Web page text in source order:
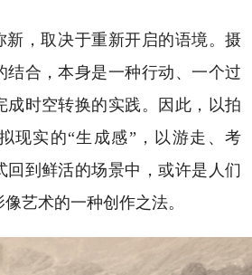
新，取决于重新开启的语境。摄
结合，本身是一种行动、一个过
成时空转换的实践。因此，以拍
现实的“生成感”，以游走、考
回到鲜活的场景中，或许是人们
艺术的一种创作之法。